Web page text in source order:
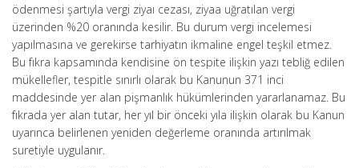
ödenmesi şartıyla vergi ziyaı cezası, ziyaa uğratılan vergi
üzerinden %20 oranında kesilir. Bu durum vergi incelemesi
yapılmasına ve gerekirse tarhiyatın ikmaline engel teşkil etmez.
Bu fıkra kapsamında kendisine ön tespite ilişkin yazı tebliğ edilen
mükellefler, tespitle sınırlı olarak bu Kanunun 371 inci
maddesinde yer alan pişmanlık hükümlerinden yararlanamaz. Bu
fıkrada yer alan tutar, her yıl bir önceki yıla ilişkin olarak bu Kanun
uyarınca belirlenen yeniden değerleme oranında artırılmak
suretiyle uygulanır.